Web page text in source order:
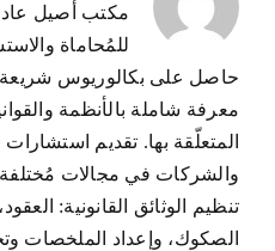
مكتب أصيل
للمُحاماة
حاصل على بكالوريوس شريعة
معرفة شاملة بالأنظمة
المتعلّقة بها. تقديم استشارات
والشركات في مجالات مُختلفة.
تنظيم الوثائق القانونية:
الصكوك، وإعداد الملخصات